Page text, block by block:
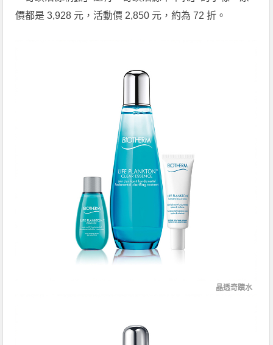
價都是 3,928 元，活動價 2,850 元，約為 72 折。
晶透奇蹟水